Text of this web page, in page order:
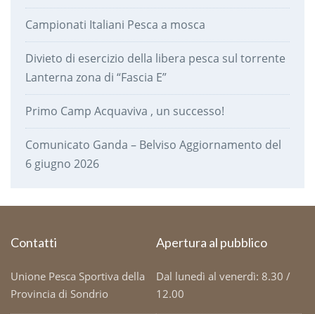
Campionati Italiani Pesca a mosca
Divieto di esercizio della libera pesca sul torrente
Lanterna zona di “Fascia E”
Primo Camp Acquaviva , un successo!
Comunicato Ganda – Belviso Aggiornamento del
6 giugno 2026
Contatti
Unione Pesca Sportiva della
Provincia di Sondrio
Apertura al pubblico
Dal lunedì al venerdì: 8.30 /
12.00